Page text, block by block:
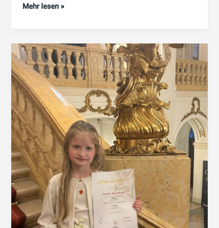
Vorspielstunde
Barbara
Gatschelhofer
Mehr lesen »